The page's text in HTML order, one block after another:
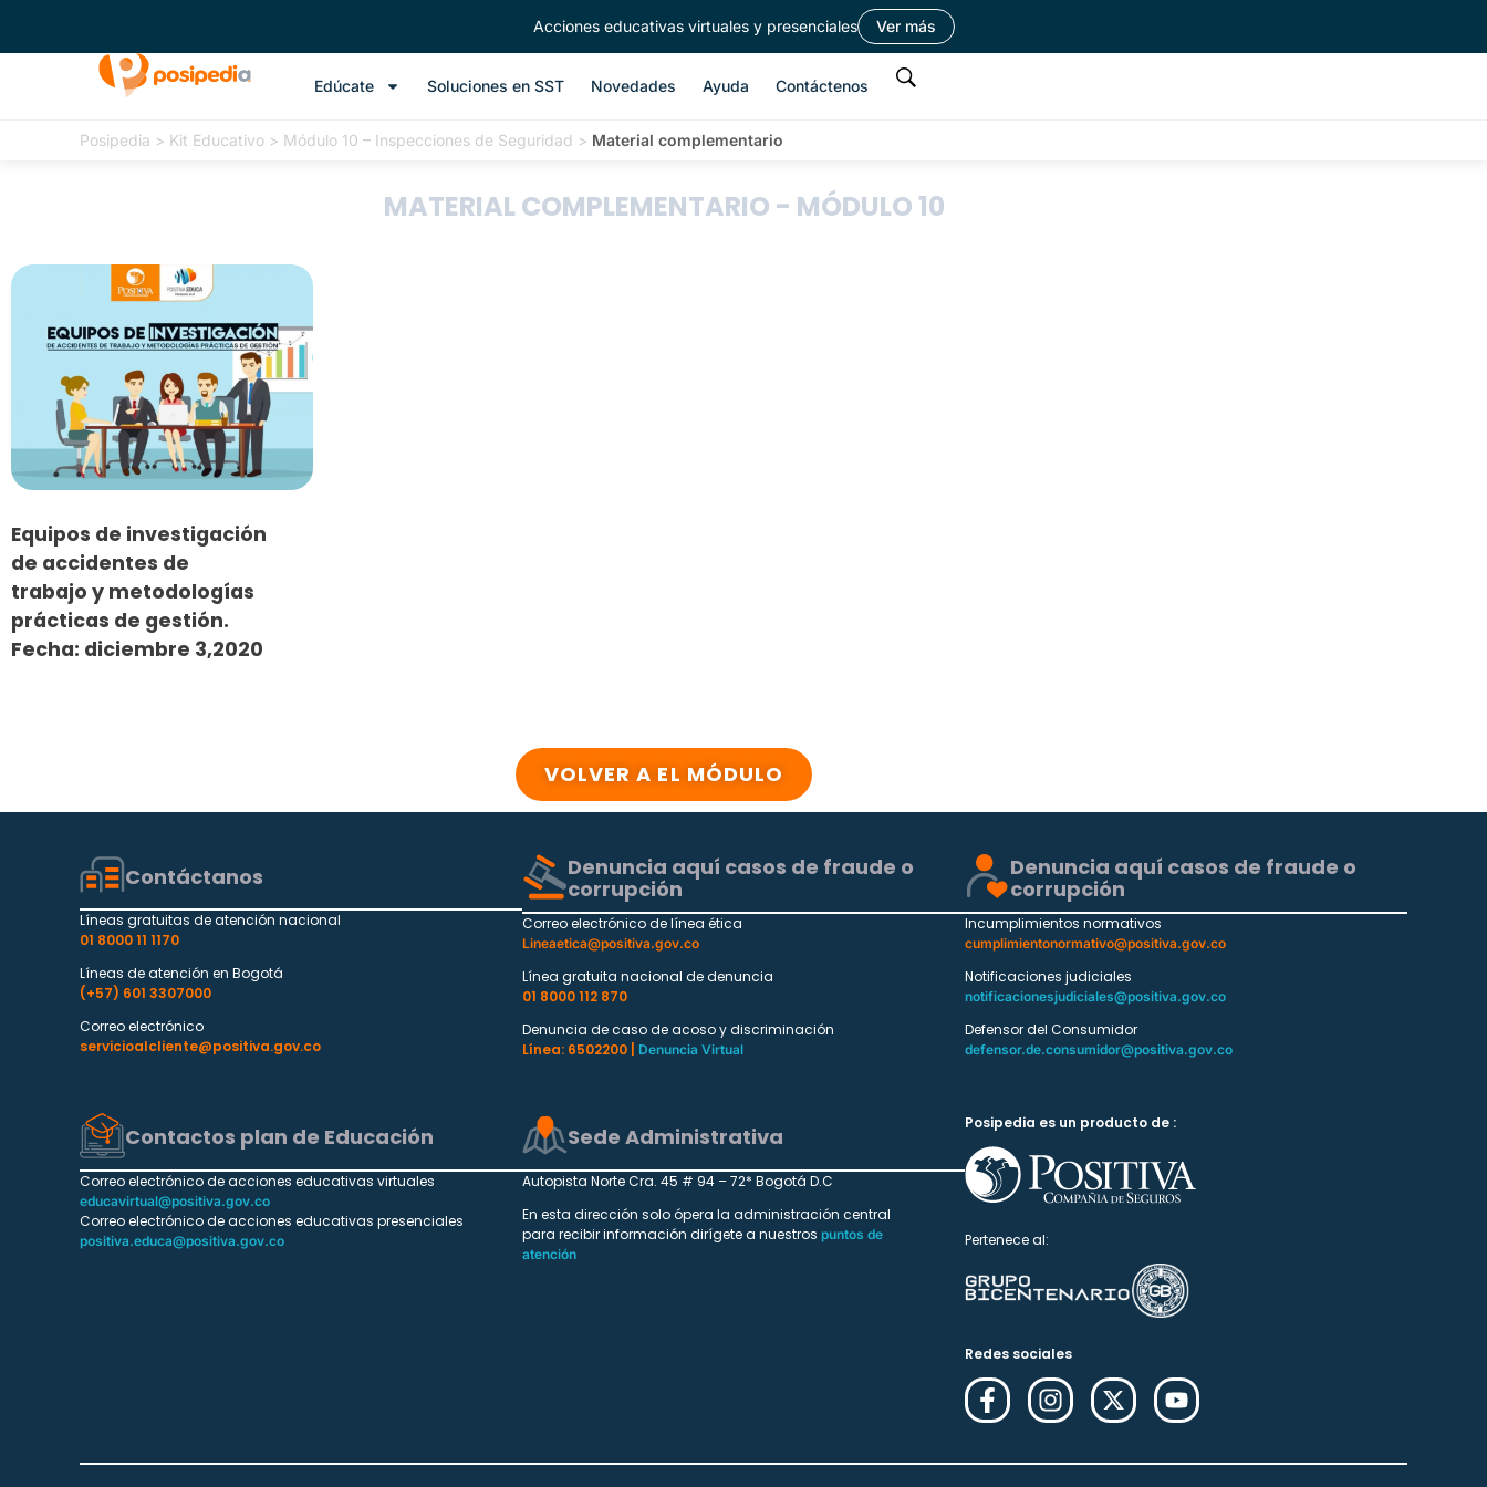
Acciones educativas virtuales y presenciales Ver más
Edúcate Soluciones en SST Novedades Ayuda Contáctenos
Posipedia > Kit Educativo > Módulo 10 – Inspecciones de Seguridad > Material complementario
MATERIAL COMPLEMENTARIO - MÓDULO 10
Equipos de investigación
de accidentes de
trabajo y metodologías
prácticas de gestión.
Fecha: diciembre 3,2020
VOLVER A EL MÓDULO
Contáctanos
Líneas gratuitas de atención nacional
01 8000 11 1170
Líneas de atención en Bogotá
(+57) 601 3307000
Correo electrónico
servicioalcliente@positiva.gov.co
Denuncia aquí casos de fraude o
corrupción
Correo electrónico de línea ética
Lineaetica@positiva.gov.co
Línea gratuita nacional de denuncia
01 8000 112 870
Denuncia de caso de acoso y discriminación
Línea: 6502200 |
Denuncia Virtual
Denuncia aquí casos de fraude o
corrupción
Incumplimientos normativos
cumplimientonormativo@positiva.gov.co
Notificaciones judiciales
notificacionesjudiciales@positiva.gov.co
Defensor del Consumidor
defensor.de.consumidor@positiva.gov.co
Contactos plan de Educación
Correo electrónico de acciones educativas virtuales
educavirtual@positiva.gov.co
Correo electrónico de acciones educativas presenciales
positiva.educa@positiva.gov.co
Sede Administrativa
Autopista Norte Cra. 45 # 94 – 72* Bogotá D.C
En esta dirección solo ópera la administración central
para recibir información dirígete a nuestros puntos de
atención
Posipedia es un producto de :
Pertenece al:
Redes sociales